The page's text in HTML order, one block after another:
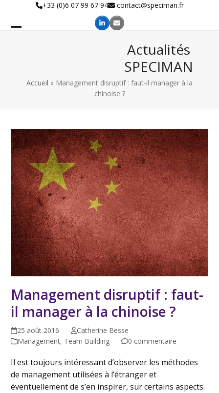
content
+33 (0)6 07 99 67 94 contact@speciman.fr
Actualités
SPECIMAN
Accueil » Management disruptif : faut-il manager à la
chinoise ?
Management disruptif : faut-
il manager à la chinoise ?
25 août 2016
Catherine Besse
Management, Team Building 0 commentaire
Il est toujours intéressant d’observer les méthodes
de management utilisées à l’étranger et
éventuellement de s’en inspirer, sur certains aspects.